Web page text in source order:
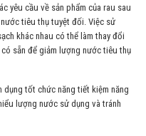
yêu cầu về sản phẩm của rau sau
tiêu thụ tuyệt đối. Việc sử
khác nhau có thể làm thay đổi
sẵn để giảm lượng nước tiêu thụ
dụng tốt chức năng tiết kiệm năng
lượng nước sử dụng và tránh